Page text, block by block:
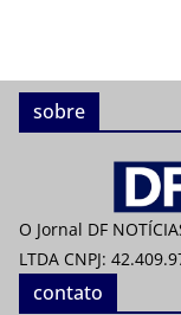
sobre
O Jornal DF
LTDA CNPJ:
contato